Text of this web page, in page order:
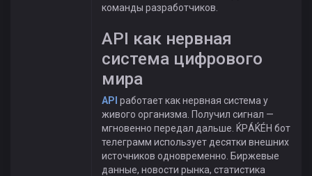
команды разработчиков.
API как нервная
система цифрового
мира
API работает как нервная система у
живого организма. Получил сигнал —
мгновенно передал дальше. ЌРÁЌÉH бот
телеграмм использует десятки внешних
источников одновременно. Биржевые
данные, новости рынка, статистика